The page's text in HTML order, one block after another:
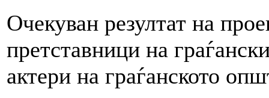
Очекуван резултат на
претставници на
актери на граѓанското